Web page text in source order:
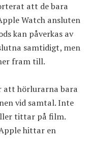
att de bara
Watch ansluten
kan påverkas av
samtidigt, men
fram till.
att hörlurarna bara
vid samtal. Inte
tittar på film.
hittar en